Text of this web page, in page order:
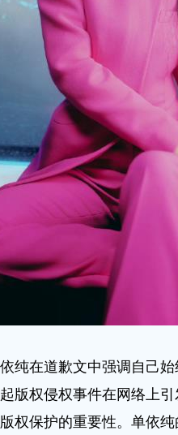
在道歉文中强调自己始
版权侵权事件在网络上
权保护的重要性。单依